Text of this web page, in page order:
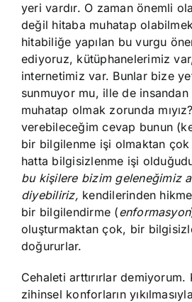
yeri vardır. O zaman önemli
değil hitaba muhatap
hitabiliğe yapılan bu vurgu
ediyoruz, kütüphanelerimiz
internetimiz var. Bunlar bize
sunmuyor mu, ille de
muhatap olmak zorunda
verebileceğim cevap bunun
bir bilgilenme işi olmaktan
hatta bilgisizlenme işi
bu kişilere bizim geleneğimiz
diyebiliriz, kendilerinden
bir bilgilendirme (enformasyon
oluşturmaktan çok, bir
doğururlar.
Cehaleti arttırırlar
zihinsel konforların